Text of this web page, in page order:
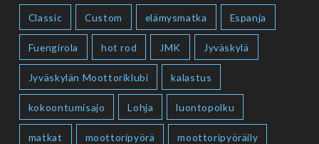
Classic Custom elämysmatka Espanja
Fuengirola hot rod JMK Jyväskylä
Jyväskylän Moottoriklubi kalastus
kokoontumisajo Lohja luontopolku
matkat moottoripyörä moottoripyöräily